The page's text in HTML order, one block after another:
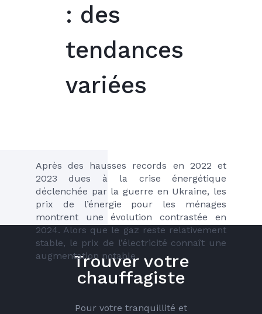
: des
tendances
variées
Après des hausses records en 2022 et
2023 dues à la crise énergétique
déclenchée par la guerre en Ukraine, les
prix de l’énergie pour les ménages
montrent une évolution contrastée en
2024. Alors que le gaz reste relativement
stable, le prix de l’électricité connaît une
augmentation notable.
Trouver votre
chauffagiste
Pour votre tranquillité et